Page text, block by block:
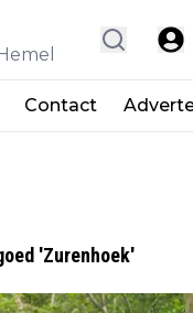
Contact
'Zurenhoek'